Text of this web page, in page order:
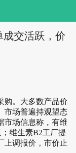
交活跃，价
购。大多数产品价
市场普遍持观望态
市场信息称，有维
维生素B2工厂提
上调报价，市价止